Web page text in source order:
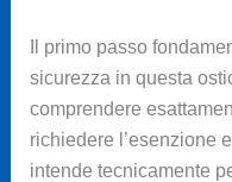
Il primo passo
sicurezza in questa
comprendere
richiedere l’esenzione
intende tecnicamente